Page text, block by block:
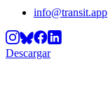
info@transit.app
Descargar